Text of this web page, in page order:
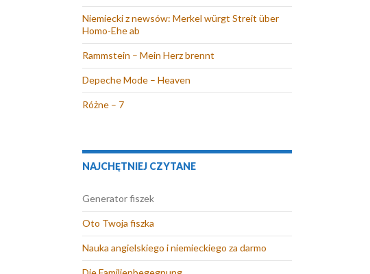
Niemiecki z newsów: Merkel würgt Streit über
Homo-Ehe ab
Rammstein – Mein Herz brennt
Depeche Mode – Heaven
Różne – 7
NAJCHĘTNIEJ CZYTANE
Generator fiszek
Oto Twoja fiszka
Nauka angielskiego i niemieckiego za darmo